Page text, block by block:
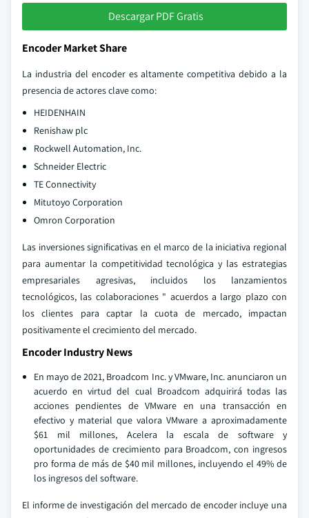
Descargar PDF Gratis
Encoder Market Share
La industria del encoder es altamente competitiva debido a la
presencia de actores clave como:
HEIDENHAIN
Renishaw plc
Rockwell Automation, Inc.
Schneider Electric
TE Connectivity
Mitutoyo Corporation
Omron Corporation
Las inversiones significativas en el marco de la iniciativa regional
para aumentar la competitividad tecnológica y las estrategias
empresariales agresivas, incluidos los lanzamientos
tecnológicos, las colaboraciones " acuerdos a largo plazo con
los clientes para captar la cuota de mercado, impactan
positivamente el crecimiento del mercado.
Encoder Industry News
En mayo de 2021, Broadcom Inc. y VMware, Inc. anunciaron un
acuerdo en virtud del cual Broadcom adquirirá todas las
acciones pendientes de VMware en una transacción en
efectivo y material que valora VMware a aproximadamente
$61 mil millones, Acelera la escala de software y
oportunidades de crecimiento para Broadcom, con ingresos
pro forma de más de $40 mil millones, incluyendo el 49% de
los ingresos del software.
El informe de investigación del mercado de encoder incluye una